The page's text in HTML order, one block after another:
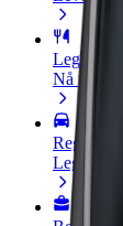
Legg til
Nå ut til
Registrer
Legg til